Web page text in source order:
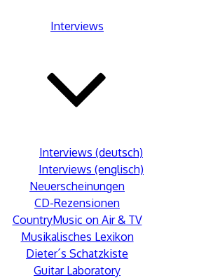
Interviews
Interviews (deutsch)
Interviews (englisch)
Neuerscheinungen
CD-Rezensionen
CountryMusic on Air & TV
Musikalisches Lexikon
Dieter´s Schatzkiste
Guitar Laboratory